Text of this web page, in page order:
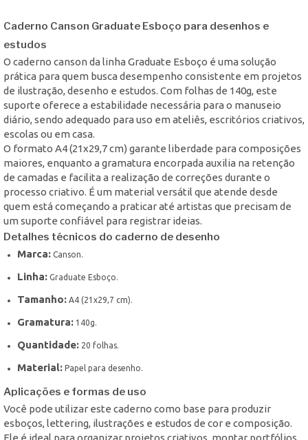
Caderno Canson Graduate Esboço para desenhos e
estudos
O caderno canson da linha Graduate Esboço é uma solução
prática para quem busca desempenho consistente em projetos
de ilustração, desenho e estudos. Com folhas de 140g, este
suporte oferece a estabilidade necessária para o manuseio
diário, sendo adequado para uso em ateliês, escritórios criativos,
escolas ou em casa.
O formato A4 (21x29,7 cm) garante liberdade para composições
maiores, enquanto a gramatura encorpada auxilia na retenção
de camadas e facilita a realização de correções durante o
processo criativo. É um material versátil que atende desde
quem está começando a praticar até artistas que precisam de
um suporte confiável para registrar ideias.
Detalhes técnicos do caderno de desenho
Marca: Canson.
Linha: Graduate Esboço.
Tamanho: A4 (21x29,7 cm).
Gramatura: 140g.
Quantidade: 20 folhas.
Material: Papel para desenho.
Aplicações e formas de uso
Você pode utilizar este caderno como base para produzir
esboços, lettering, ilustrações e estudos de cor e composição.
Ele é ideal para organizar projetos criativos, montar portfólios